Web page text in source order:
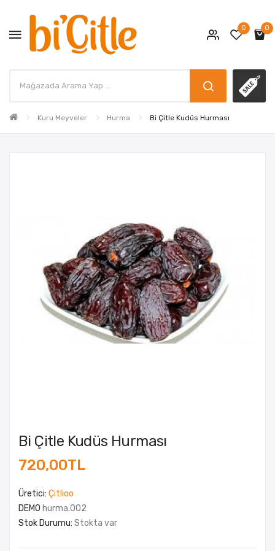
0 0
Kuru Meyveler Hurma Bi Çitle Kudüs Hurması
Bi Çitle Kudüs Hurması
720,00TL
Üretici: Çitlioo
DEMO hurma.002
Stok Durumu: Stokta var